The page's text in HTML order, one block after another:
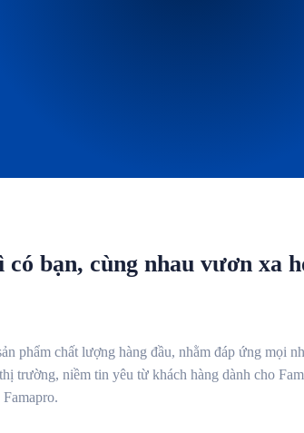
bạn, cùng nhau vươn xa
phẩm chất lượng hàng đầu, nhằm đáp ứng mọi
trường, niềm tin yêu từ khách hàng dành cho